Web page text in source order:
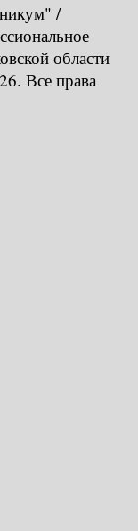
/
области
Все права